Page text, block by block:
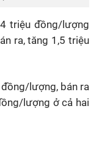
triệu đồng/lượng
ra, tăng 1,5 triệu
lượng, bán ra
lượng ở cả hai